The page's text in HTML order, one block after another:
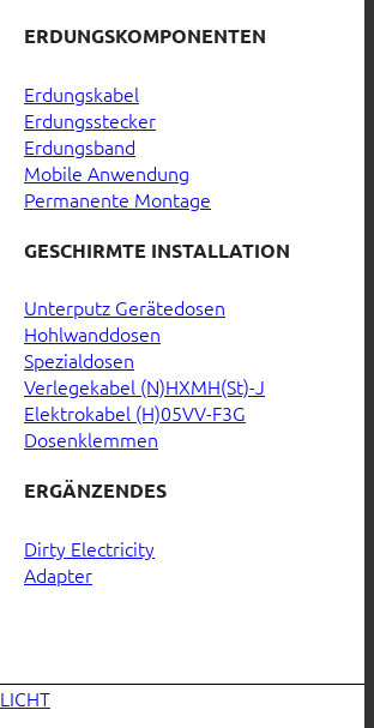
ERDUNGSKOMPONENTEN
Erdungskabel
Erdungsstecker
Erdungsband
Mobile Anwendung
Permanente Montage
GESCHIRMTE INSTALLATION
Unterputz Gerätedosen
Hohlwanddosen
Spezialdosen
Verlegekabel (N)HXMH(St)-J
Elektrokabel (H)05VV-F3G
Dosenklemmen
ERGÄNZENDES
Dirty Electricity
Adapter
LICHT